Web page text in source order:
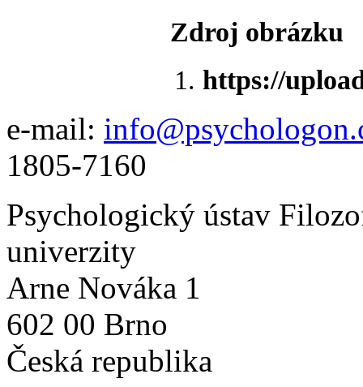
Zdroj obrázku
https://
e-mail:
1805-7160
Psychologický ústav
univerzity
Arne Nováka 1
602 00 Brno
Česká republika